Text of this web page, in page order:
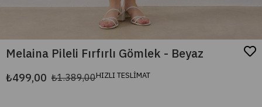
Melaina Pileli Fırfırlı Gömlek - Beyaz
₺1.389,00
₺499,00 HIZLI TESLİMAT